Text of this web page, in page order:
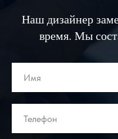
Наш дизайнер
время. Мы